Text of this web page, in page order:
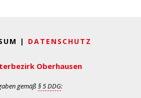
| DATENSCHUTZ
Oberhausen
gemäß § 5 DDG: